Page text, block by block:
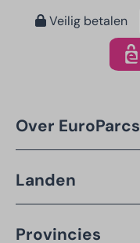
Veilig betalen
Over EuroParcs
Landen
Provincies